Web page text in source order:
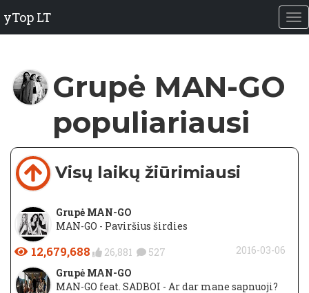
yTop LT
Grupė MAN-GO
populiariausi
Visų laikų žiūrimiausi
Grupė MAN-GO
MAN-GO - Paviršius širdies
12,679,688 26,881 527
2016-03-06
Grupė MAN-GO
MAN-GO feat. SADBOI - Ar dar mane sapnuoji?